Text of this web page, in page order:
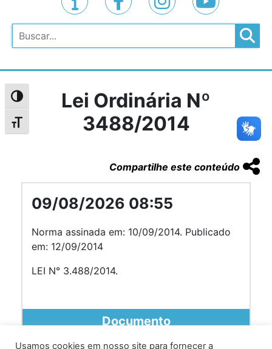
Alternar alto contraste
Alternar tamanho da fonte
Pesquisar
Lei Ordinária Nº
3488/2014
Compartilhe este conteúdo
09/08/2026 08:55
Norma assinada em: 10/09/2014. Publicado
em: 12/09/2014
LEI N° 3.488/2014.
Documento
Usamos cookies em nosso site para fornecer a